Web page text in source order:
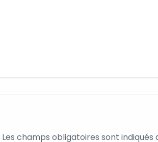
Les champs obligatoires sont indiqués